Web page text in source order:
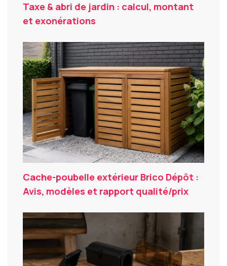
Taxe & abri de jardin : calcul, montant
et exonérations
Cache-poubelle extérieur Brico Dépôt :
Avis, modèles et rapport qualité/prix